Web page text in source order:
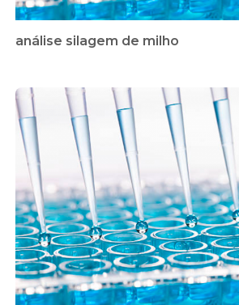
análise silagem de milho